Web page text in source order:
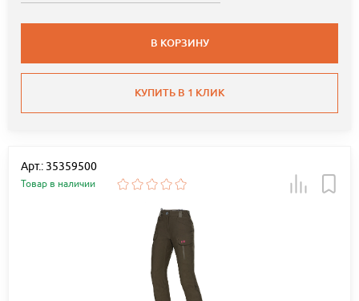
В КОРЗИНУ
КУПИТЬ В 1 КЛИК
Арт.: 35359500
Товар в наличии